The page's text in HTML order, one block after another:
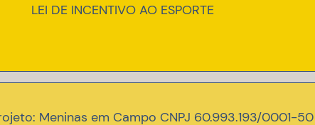
LEI DE INCENTIVO AO ESPORTE
Meninas em Campo CNPJ 60.993.193/0001-50